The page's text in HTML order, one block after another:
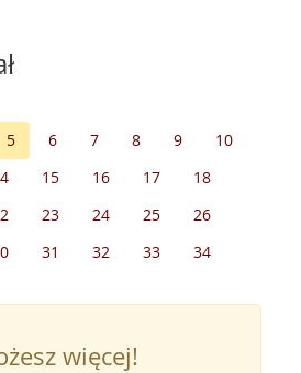
5 6 7 8 9
10
15 16 17
18
23 24 25
26
31 32 33 34
więcej!